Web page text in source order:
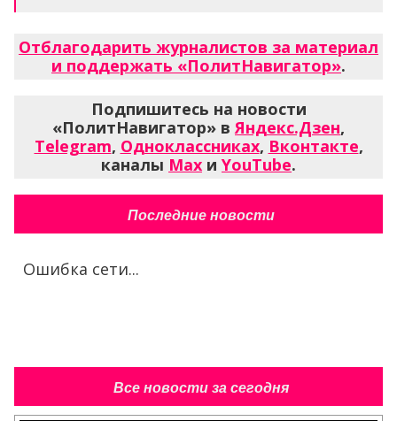
Отблагодарить журналистов за материал
и поддержать «ПолитНавигатор».
Подпишитесь на новости
«ПолитНавигатор» вЯндекс.Дзен,
Telegram, Одноклассниках, Вконтакте,
каналы Max и YouTube.
Последние новости
Ошибка сети...
Все новости за сегодня